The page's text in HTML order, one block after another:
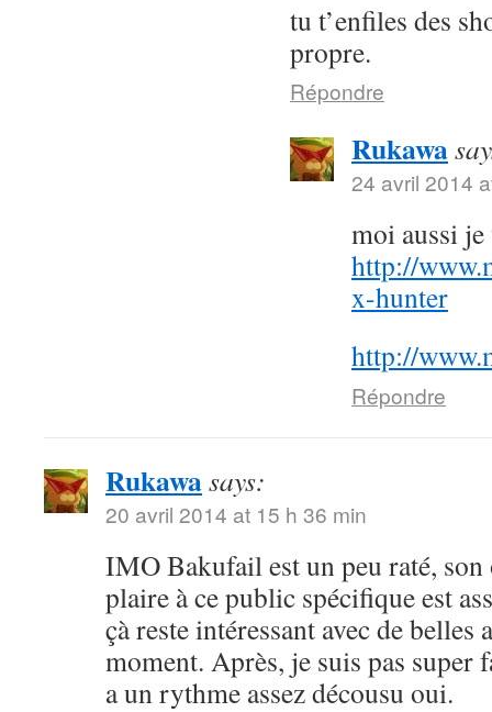
tu t’enfiles des
propre.
Répondre
Rukawa
24 avril 2014
moi aussi
http://
x-hunter
http://
Répondre
Rukawasays:
20 avril 2014 at 15 h 36 min
IMO Bakufail est un peu raté,
plaire à ce public spécifique est
çà reste intéressant avec de belles
moment. Après, je suis pas super
a un rythme assez décousu oui.